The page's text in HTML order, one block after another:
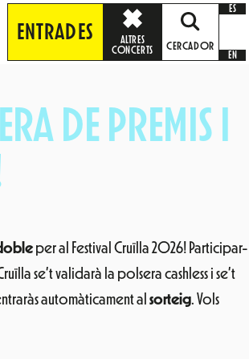
ENTRADES
ALTRES
CONCERTS
CERCADOR
ES
EN
DE PREMIS I
per al Festival Cruïlla 2026! Participar-
se’t validarà la polsera cashless i se’t
automàticament al sorteig. Vols